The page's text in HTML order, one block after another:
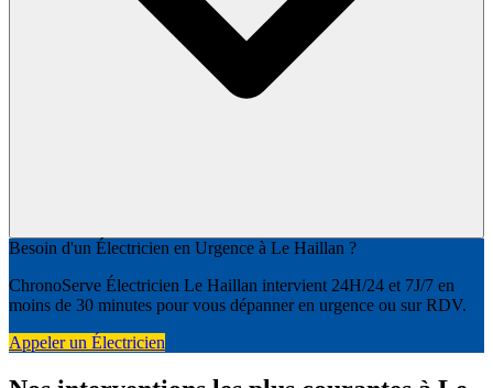
Besoin d'un Électricien en Urgence à Le Haillan ?
ChronoServe Électricien Le Haillan intervient 24H/24 et 7J/7 en
moins de 30 minutes pour vous dépanner en urgence ou sur RDV.
Appeler un Électricien